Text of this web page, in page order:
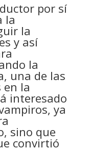
por sí
la
la
y así
la
una de las
en la
interesado
ya
sino que
convirtió